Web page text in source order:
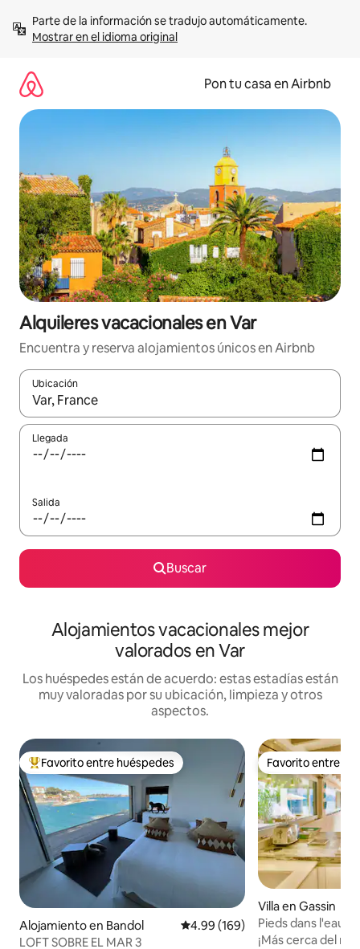
contenidoMostrar en el idioma original
Pon tu casa en Airbnb
Alquileres vacacionales en Var
Encuentra y reserva alojamientos únicos en Airbnb
Ubicación
Cuando los resultados estén disponibles, navega con las
Llegada
Salida
Buscar
Alojamientos vacacionales mejor
valorados en Var
Los huéspedes están de acuerdo: estas estadías están
muy valoradas por su ubicación, limpieza y otros
aspectos.
Favorito entre huéspedes preferido
Favorito entre huéspedes
Alojamiento en Bandol Calificación promedio: 4.99 de
4.99 (169)
LOFT SOBRE EL MAR 3
Favorito entre
Favorito entre
Villa en Gassin
Pieds dans l'eau
centro
¡Más cerca del